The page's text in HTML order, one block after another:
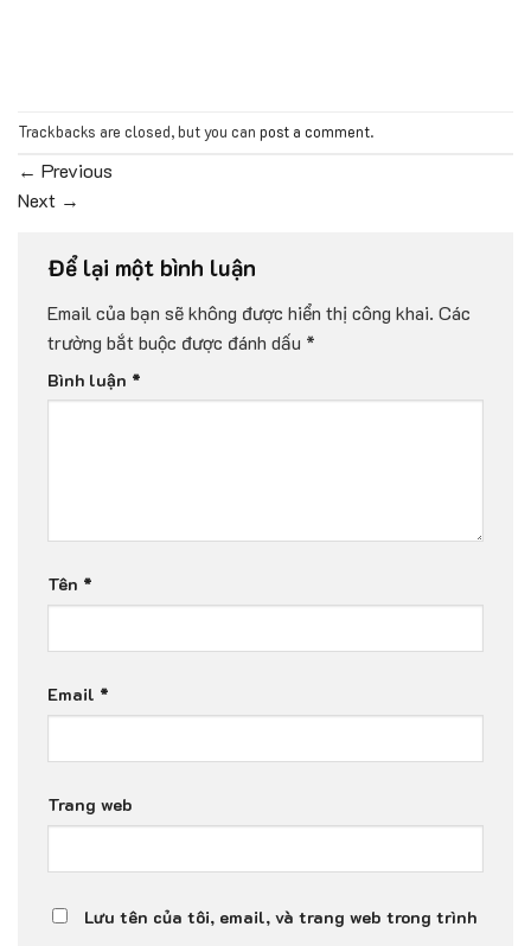
Trackbacks are closed, but you can post a comment.
← Previous
Next →
Để lại một bình luận
Email của bạn sẽ không được hiển thị công khai. Các
trường bắt buộc được đánh dấu *
Bình luận *
Tên *
Email *
Trang web
Lưu tên của tôi, email, và trang web trong trình